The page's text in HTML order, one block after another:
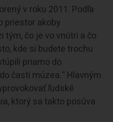
v roku 2011. Podľa
priestor akoby
čo je vo vnútri a čo
kde si budete trochu
priamo do
časti múzea.“ Hlavným
ľudské
ktorý sa takto posúva